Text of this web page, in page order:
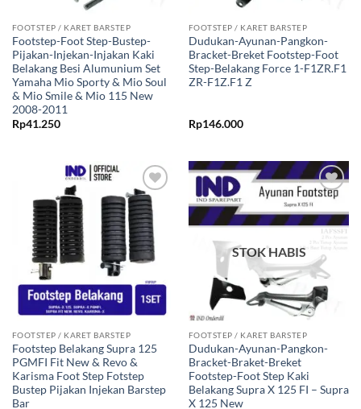
FOOTSTEP / KARET BARSTEP
Footstep-Foot Step-Bustep-
Pijakan-Injekan-Injakan Kaki
Belakang Besi Alumunium Set
Yamaha Mio Sporty & Mio Soul
& Mio Smile & Mio 115 New
2008-2011
Rp41.250
FOOTSTEP / KARET BARSTEP
Dudukan-Ayunan-Pangkon-
Bracket-Breket Footstep-Foot
Step-Belakang Force 1-F1ZR.F1
ZR-F1Z.F1 Z
Rp146.000
Tambahkan
ke Wishlist
FOOTSTEP / KARET BARSTEP
Footstep Belakang Supra 125
PGMFI Fit New & Revo &
Karisma Foot Step Fotstep
Bustep Pijakan Injekan Barstep
Bar
Tambahkan
ke Wishlist
STOK HABIS
FOOTSTEP / KARET BARSTEP
Dudukan-Ayunan-Pangkon-
Bracket-Braket-Breket
Footstep-Foot Step Kaki
Belakang Supra X 125 FI – Supra
X 125 New